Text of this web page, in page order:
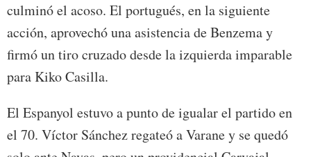
culminó el acoso. El portugués, en la siguiente
acción, aprovechó una asistencia de Benzema y
firmó un tiro cruzado desde la izquierda imparable
para Kiko Casilla.
El Espanyol estuvo a punto de igualar el partido en
el 70. Víctor Sánchez regateó a Varane y se quedó